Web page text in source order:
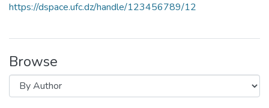
https://dspace.ufc.dz/handle/123456789/12
Browse